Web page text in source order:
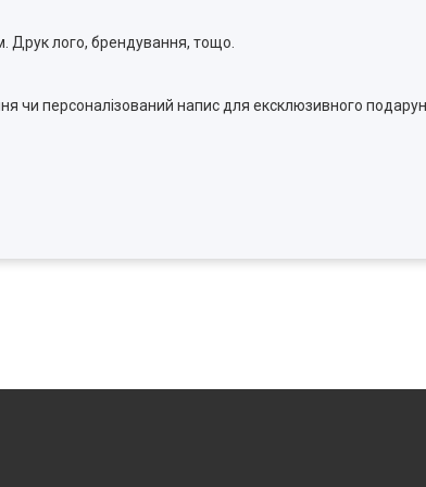
лого, брендування, тощо.
чи персоналізований напис для ексклюзивного